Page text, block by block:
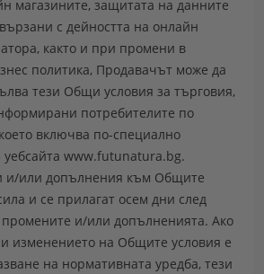
магазините, защитата на данните
с дейността на онлайн
както и при промени в
политика, Продавачът може да
тези Общи условия за търговия,
потребителите по
включва по-специално
уебсайта www.futunatura.bg.
и/или допълнения към Общите
и се прилагат осем дни след
промените и/или допълненията. Ако
изменението на Общите условия е
на нормативната уредба, тези